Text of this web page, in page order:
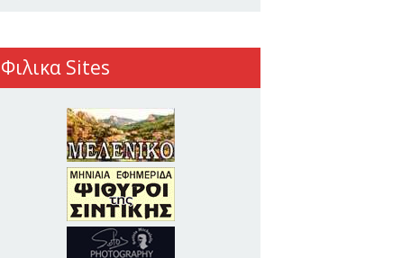
Φιλικα Sites